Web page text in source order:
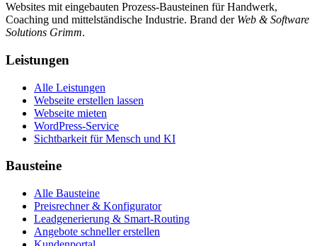
Websites mit eingebauten Prozess-Bausteinen für Handwerk,
Coaching und mittelständische Industrie. Brand der Web & Software
Solutions Grimm.
Leistungen
Alle Leistungen
Webseite erstellen lassen
Webseite mieten
WordPress-Service
Sichtbarkeit für Mensch und KI
Bausteine
Alle Bausteine
Preisrechner & Konfigurator
Leadgenerierung & Smart-Routing
Angebote schneller erstellen